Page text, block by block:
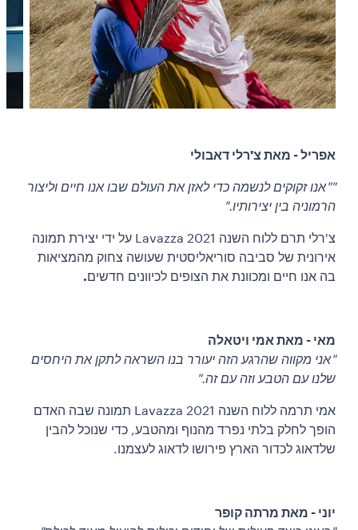
אפריל - מאת צ'רלי דאבולי
""אנו זקוקים לנשמה כדי לאזן את העולם שבו אנו חיים וליצור
הרמוניה בין יצירותיו."
צ'רלי תרם ללוח השנה Lavazza 2021 על ידי יצירת תמונה
אירונית של סביבה סוריאליסטית שעושה צחוק מהמציאות
בה אנו חיים ומכוונת את הצופים לכיוונים חדשים.
מאי - מאת אמי ויטאלה
"אני מקווה שהרגע הזה יעורר בנו השראה לתקן את היחסים
שלנו עם הטבע וזה עם זה."
אמי תרמה ללוח השנה Lavazza 2021 תמונה שבה האדם
הופך לחלק בלתי נפרד מהנוף ומהטבע, כדי שנוכל להבין
שלדאוג לכדור הארץ פירושו לדאוג לעצמנו.
יוני - מאת מרתה קופר